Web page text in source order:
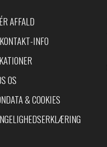
AFFALD
INFO
OS
& COOKIES